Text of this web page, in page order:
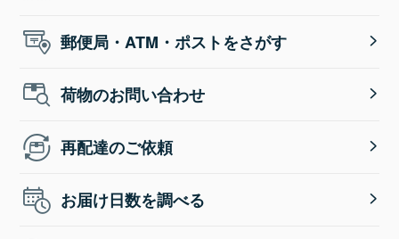
郵便局・ATM・ポストをさがす
荷物のお問い合わせ
再配達のご依頼
お届け日数を調べる